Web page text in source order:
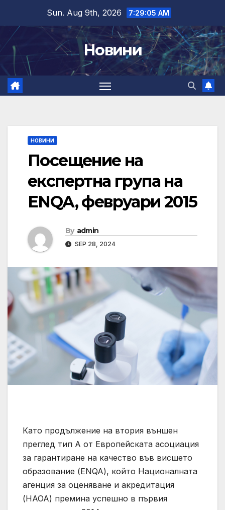
content
Sun. Aug 9th, 2026 7:29:06 AM
Новини
НОВИНИ
Посещение на
експертна група на
ENQA, февруари 2015
By admin
SEP 28, 2024
Като продължение на втория външен
преглед тип А от Европейската асоциация
за гарантиране на качество във висшето
образование (ENQA), който Националната
агенция за оценяване и акредитация
(НАОА) премина успешно в първия